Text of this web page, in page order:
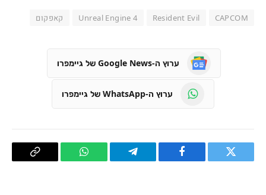
CAPCOM
Resident Evil
Unreal Engine 4 קאפקום
ערוץ ה-Google News של גיימפרו
ערוץ ה-WhatsApp של גיימפרו
טוויטר פייסבוק Telegram
WhatsApp העתק